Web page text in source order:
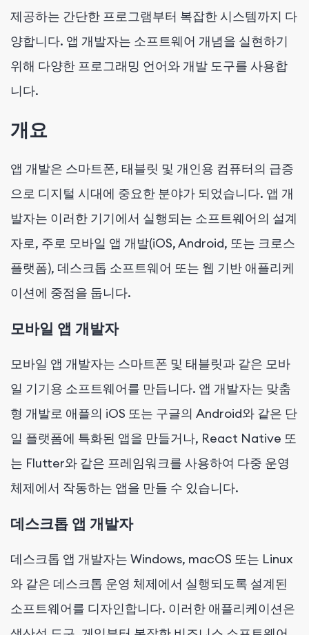
제공하는 간단한 프로그램부터 복잡한 시스템까지 다
양합니다. 앱 개발자는 소프트웨어 개념을 실현하기
위해 다양한 프로그래밍 언어와 개발 도구를 사용합
니다.
개요
앱 개발은 스마트폰, 태블릿 및 개인용 컴퓨터의 급증
으로 디지털 시대에 중요한 분야가 되었습니다. 앱 개
발자는 이러한 기기에서 실행되는 소프트웨어의 설계
자로, 주로 모바일 앱 개발(iOS, Android, 또는 크로스
플랫폼), 데스크톱 소프트웨어 또는 웹 기반 애플리케
이션에 중점을 둡니다.
모바일 앱 개발자
모바일 앱 개발자는 스마트폰 및 태블릿과 같은 모바
일 기기용 소프트웨어를 만듭니다. 앱 개발자는 맞춤
형 개발로 애플의 iOS 또는 구글의 Android와 같은 단
일 플랫폼에 특화된 앱을 만들거나, React Native 또
는 Flutter와 같은 프레임워크를 사용하여 다중 운영
체제에서 작동하는 앱을 만들 수 있습니다.
데스크톱 앱 개발자
데스크톱 앱 개발자는 Windows, macOS 또는 Linux
와 같은 데스크톱 운영 체제에서 실행되도록 설계된
소프트웨어를 디자인합니다. 이러한 애플리케이션은